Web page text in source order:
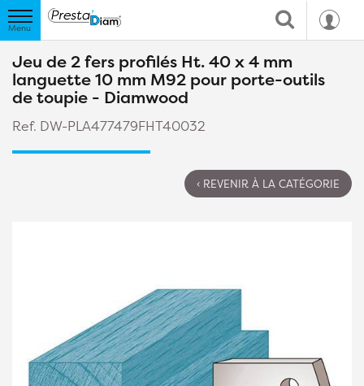
Jeu de 2 fers profilés Ht. 40 x 4 mm
languette 10 mm M92 pour porte-outils
de toupie - Diamwood
Ref. DW-PLA477479FHT40032
‹ REVENIR À LA CATÉGORIE